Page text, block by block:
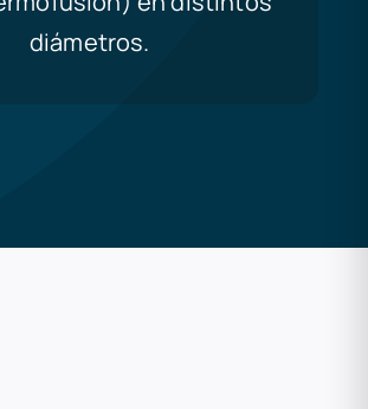
diámetros.